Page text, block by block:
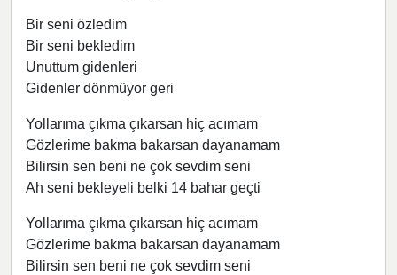
Bir seni özledim
Bir seni bekledim
Unuttum gidenleri
Gidenler dönmüyor geri
Yollarıma çıkma çıkarsan hiç acımam
Gözlerime bakma bakarsan dayanamam
Bilirsin sen beni ne çok sevdim seni
Ah seni bekleyeli belki 14 bahar geçti
Yollarıma çıkma çıkarsan hiç acımam
Gözlerime bakma bakarsan dayanamam
Bilirsin sen beni ne çok sevdim seni